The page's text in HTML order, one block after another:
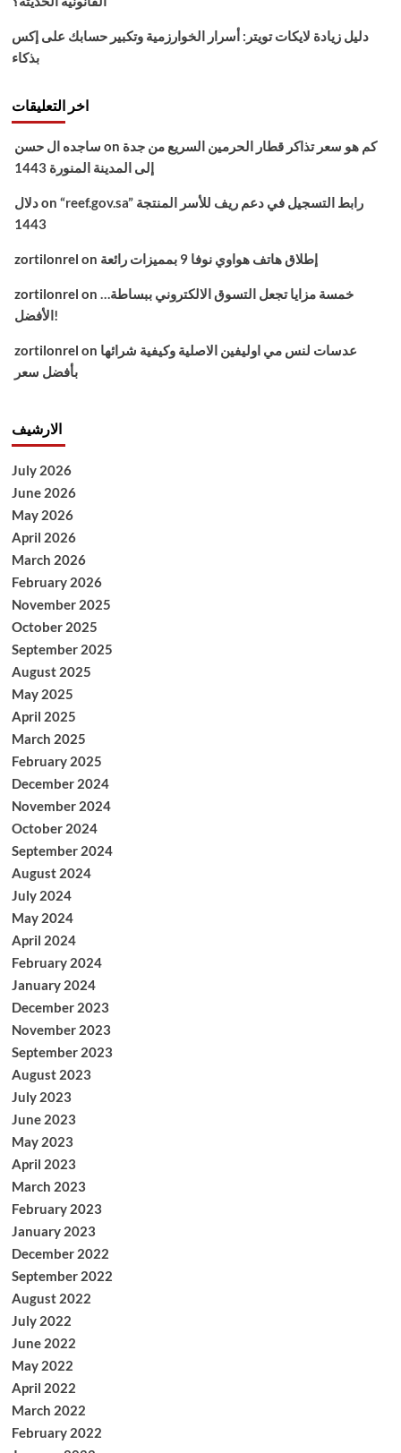
دليل زيادة لايكات تويتر: أسرار الخوارزمية وتكبير حسابك على إكس
بذكاء
اخر التعليقات
ساجده ال حسن on كم هو سعر تذاكر قطار الحرمين السريع من جدة
إلى المدينة المنورة 1443
دلالon “reef.gov.sa” رابط التسجيل في دعم ريف للأسر المنتجة
1443
zortilonrel on إطلاق هاتف هواوي نوفا 9 بمميزات رائعة
zortilonrel on خمسة مزايا تجعل التسوق الالكتروني ببساطة…
الأفضل!
zortilonrel on عدسات لنس مي اوليفين الاصلية وكيفية شرائها
بأفضل سعر
الارشيف
July 2026
June 2026
May 2026
April 2026
March 2026
February 2026
November 2025
October 2025
September 2025
August 2025
May 2025
April 2025
March 2025
February 2025
December 2024
November 2024
October 2024
September 2024
August 2024
July 2024
May 2024
April 2024
February 2024
January 2024
December 2023
November 2023
September 2023
August 2023
July 2023
June 2023
May 2023
April 2023
March 2023
February 2023
January 2023
December 2022
September 2022
August 2022
July 2022
June 2022
May 2022
April 2022
March 2022
February 2022